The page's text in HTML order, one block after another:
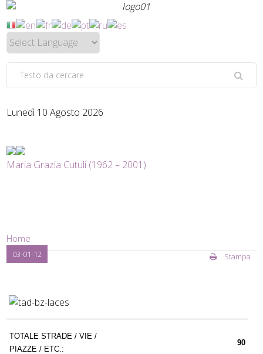
Lunedì 10 Agosto 2026
Maria Grazia Cutuli (1962 – 2001)
Home
03-01-12 Stampa
TOTALE STRADE / VIE /
PIAZZE / ETC.:
90